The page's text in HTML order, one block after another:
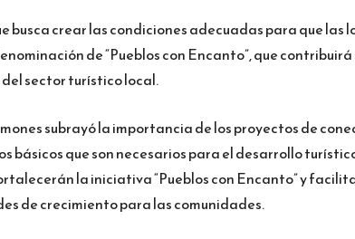
busca crear las condiciones adecuadas para que las
de “Pueblos con Encanto”, que
sector turístico local.
subrayó la importancia de los proyectos de
básicos que son necesarios para el desarrollo
la iniciativa “Pueblos con Encanto” y
de crecimiento para las comunidades.